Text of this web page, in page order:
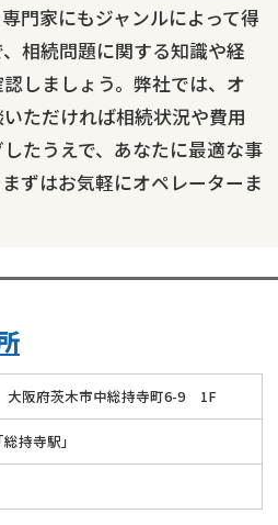
門家にもジャンルによって得
相続問題に関する知識や経
しましょう。弊社では、オ
ただければ相続状況や費用
たうえで、あなたに最適な事
ずはお気軽にオペレーターま
大阪府茨木市中総持寺町6-9 1F
持寺駅」